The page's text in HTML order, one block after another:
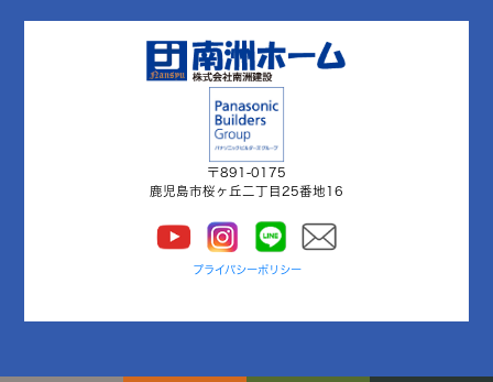
〒891-0175
鹿児島市桜ヶ丘二丁目25番地16
プライバシーポリシー